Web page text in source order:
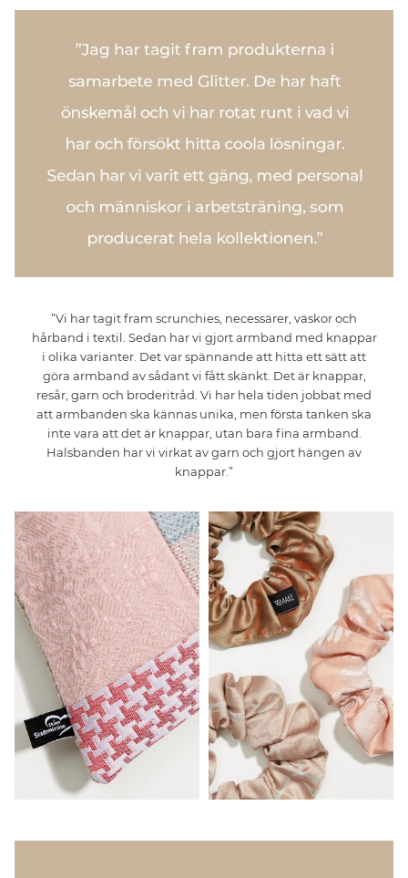
”Vi har tagit fram scrunchies , necessärer , väskor och
hårband i textil. Sedan har vi gjort armband med knappar
i olika varianter. Det var spännande att hitta ett sätt att
göra armband av sådant vi fått skänkt. Det är knappar,
resår, garn och broderitråd. Vi har hela tiden jobbat med
att armbanden ska kännas unika, men första tanken ska
inte vara att det är knappar, utan bara fina armband.
Halsbanden har vi virkat av garn och gjort hängen av
knappar.”